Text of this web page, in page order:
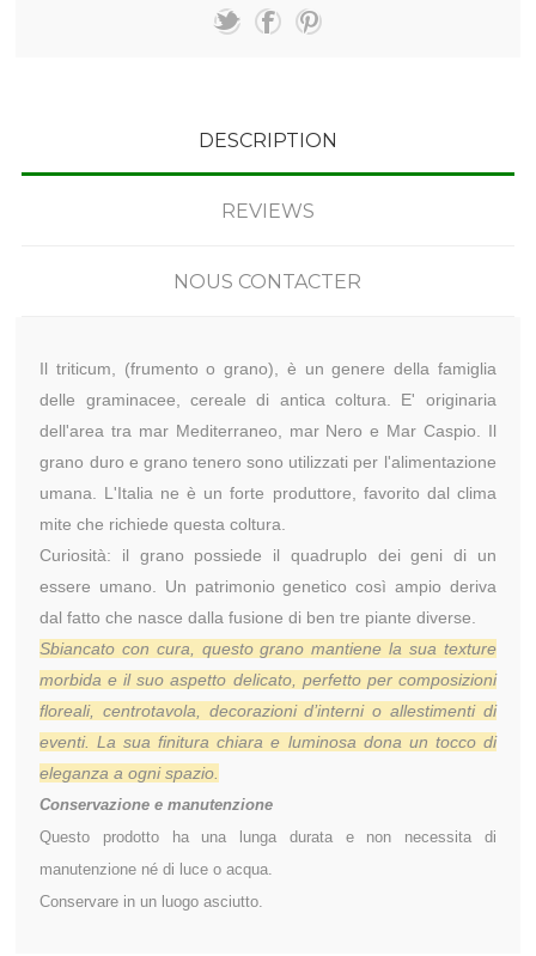
DESCRIPTION
REVIEWS
NOUS CONTACTER
Il triticum, (frumento o grano), è un genere della famiglia
delle graminacee, cereale di antica coltura. E' originaria
dell'area tra mar Mediterraneo, mar Nero e Mar Caspio. Il
grano duro e grano tenero sono utilizzati per l'alimentazione
umana. L'Italia ne è un forte produttore, favorito dal clima
mite che richiede questa coltura.
Curiosità: il grano possiede il quadruplo dei geni di un
essere umano. Un patrimonio genetico così ampio deriva
dal fatto che nasce dalla fusione di ben tre piante diverse.
Sbiancato con cura, questo grano mantiene la sua texture
morbida e il suo aspetto delicato, perfetto per composizioni
floreali, centrotavola, decorazioni d’interni o allestimenti di
eventi. La sua finitura chiara e luminosa dona un tocco di
eleganza a ogni spazio.
Conservazione e manutenzione
Questo prodotto ha una lunga durata e non necessita di
manutenzione né di luce o acqua.
Conservare in un luogo asciutto.